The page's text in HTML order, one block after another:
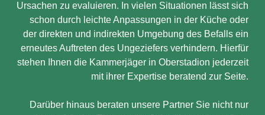
Ursachen zu evaluieren. In vielen Situationen lässt sich
schon durch leichte Anpassungen in der Küche oder
der direkten und indirekten Umgebung des Befalls ein
erneutes Auftreten des Ungeziefers verhindern. Hierfür
stehen Ihnen die Kammerjäger in Oberstadion jederzeit
mit ihrer Expertise beratend zur Seite.
Darüber hinaus beraten unsere Partner Sie nicht nur